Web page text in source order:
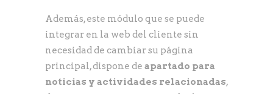
Además, este módulo que se puede
integrar en la web del cliente sin
necesidad de cambiar su página
principal, dispone de apartado para
noticias y actividades relacionadas,